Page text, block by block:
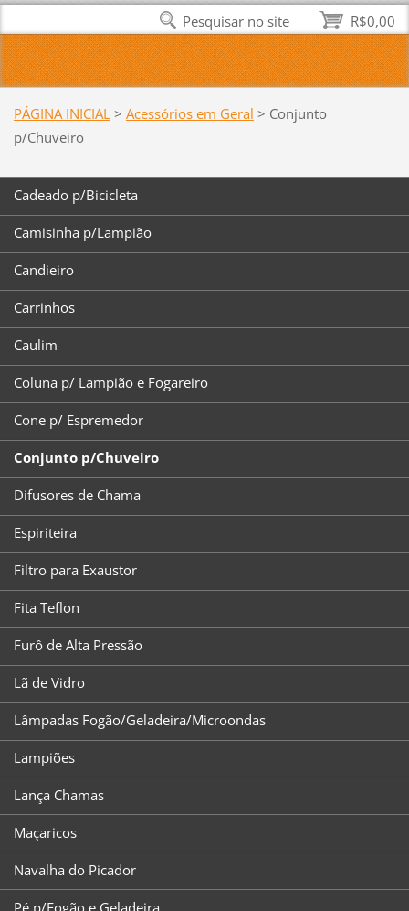
PÁGINA INICIAL > Acessórios em Geral > Conjunto
p/Chuveiro
Cadeado p/Bicicleta
Camisinha p/Lampião
Candieiro
Carrinhos
Caulim
Coluna p/ Lampião e Fogareiro
Cone p/ Espremedor
Conjunto p/Chuveiro
Difusores de Chama
Espiriteira
Filtro para Exaustor
Fita Teflon
Furô de Alta Pressão
Lã de Vidro
Lâmpadas Fogão/Geladeira/Microondas
Lampiões
Lança Chamas
Maçaricos
Navalha do Picador
Pé p/Fogão e Geladeira
R$0,00
Pesquisar no site